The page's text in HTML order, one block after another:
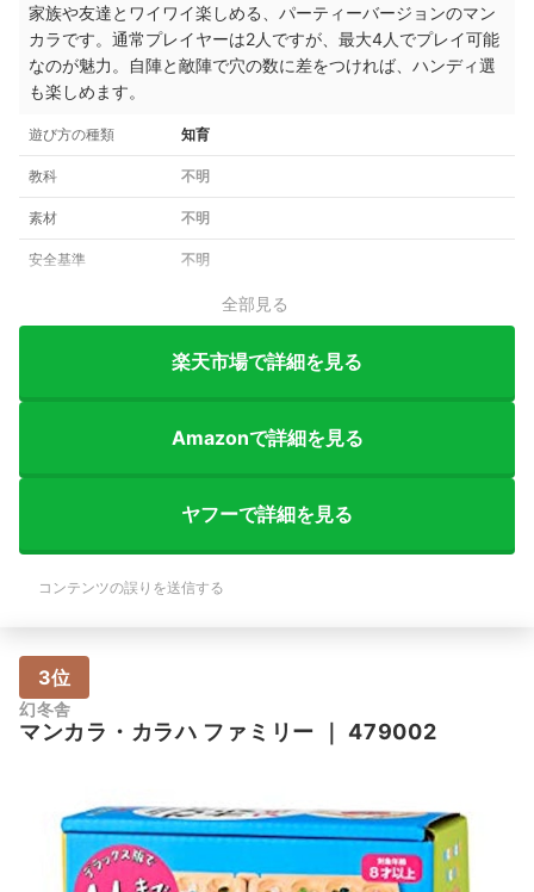
家族や友達とワイワイ楽しめる、パーティーバージョンのマン
カラです。通常プレイヤーは2人ですが、最大4人でプレイ可能
なのが魅力。自陣と敵陣で穴の数に差をつければ、ハンディ選
も楽しめます。
遊び方の種類 知育
教科 不明
素材 不明
安全基準 不明
全部見る
楽天市場で詳細を見る
Amazonで詳細を見る
ヤフーで詳細を見る
コンテンツの誤りを送信する
3位
幻冬舎
マンカラ・カラハ ファミリー ｜479002